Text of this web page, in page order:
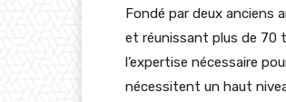
Fondé par deux anciens
et réunissant plus de 70
l’expertise nécessaire
nécessitent un haut